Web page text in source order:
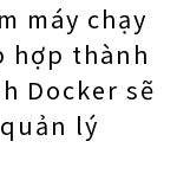
máy chạy
hợp thành
Docker sẽ
lý